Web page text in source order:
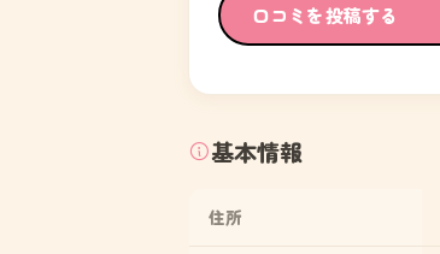
口コミを投稿する
基本情報
住所